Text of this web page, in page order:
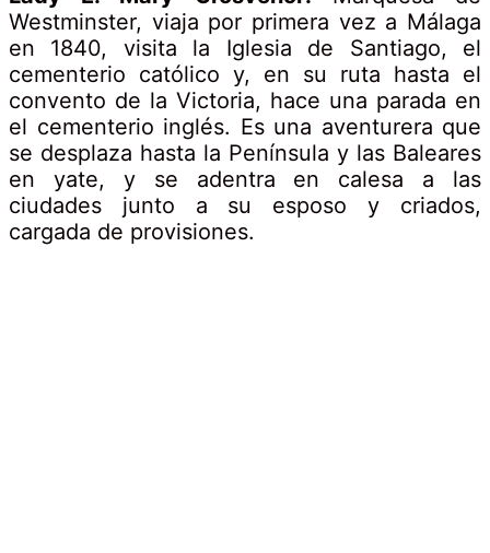
Westminster, viaja por primera vez a Málaga
en 1840, visita la Iglesia de Santiago, el
cementerio católico y, en su ruta hasta el
convento de la Victoria, hace una parada en
el cementerio inglés. Es una aventurera que
se desplaza hasta la Península y las Baleares
en yate, y se adentra en calesa a las
ciudades junto a su esposo y criados,
cargada de provisiones.